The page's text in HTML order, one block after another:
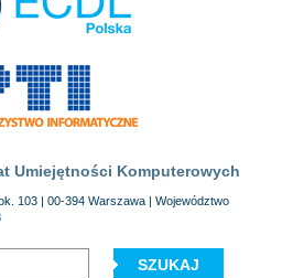
Umiejętności Komputerowych
103 | 00-394 Warszawa | Województwo
SZUKAJ